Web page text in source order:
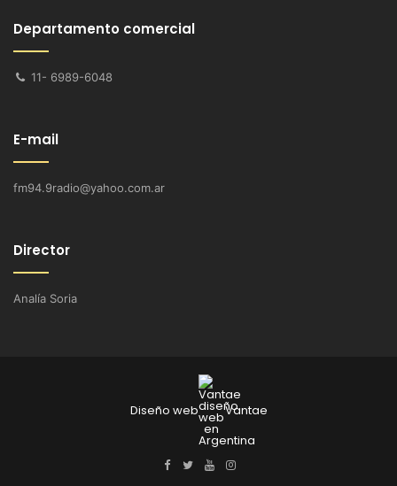
Departamento comercial
11- 6989-6048
E-mail
fm94.9radio@yahoo.com.ar
Director
Analía Soria
Diseño web Vantae